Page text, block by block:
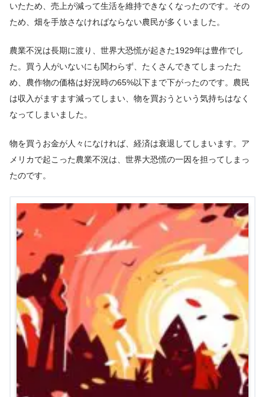
いたため、売上が減って生活を維持できなくなったのです。その
ため、畑を手放さなければならない農民が多くいました。
農業不況は長期に渡り、世界大恐慌が起きた1929年は豊作でし
た。買う人がいないにも関わらず、たくさんできてしまったた
め、農作物の価格は好況時の65%以下まで下がったのです。農民
は収入がますます減ってしまい、物を買おうという気持ちはなく
なってしまいました。
物を買うお金が人々になければ、経済は衰退してしまいます。ア
メリカで起こった農業不況は、世界大恐慌の一因を担ってしまっ
たのです。